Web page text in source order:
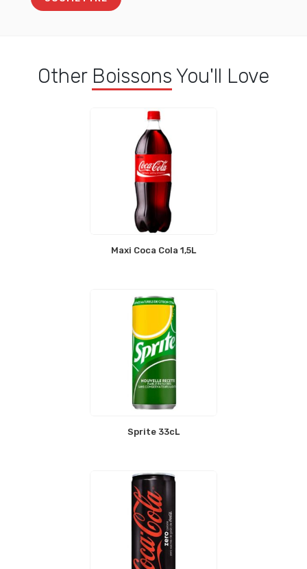
Other Boissons You'll Love
Maxi Coca Cola 1,5L
Sprite 33cL